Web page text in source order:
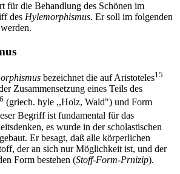
für die Behandlung des Schönen im
des Hylemorphismus. Er soll im folgenden
bezeichnet die auf Aristoteles15
Zusammensetzung eines Teils des
(griech. hyle ,,Holz, Wald") und Form
Begriff ist fundamental für das
es wurde in der scholastischen
Er besagt, daß alle körperlichen
der an sich nur Möglichkeit ist, und der
Form bestehen (Stoff-Form-Prnizip).